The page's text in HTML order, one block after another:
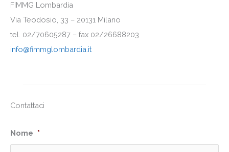
FIMMG Lombardia
Via Teodosio, 33 – 20131 Milano
tel. 02/70605287 – fax 02/26688203
info@fimmglombardia.it
Contattaci
Nome *